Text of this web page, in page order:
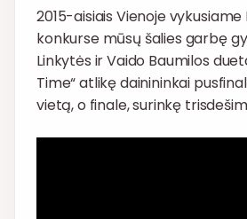
2015-aisiais Vienoje
konkurse mūsų šalies garbę
Linkytės ir Vaido Baumilos
Time“ atlikę dainininkai
vietą, o finale, surinkę